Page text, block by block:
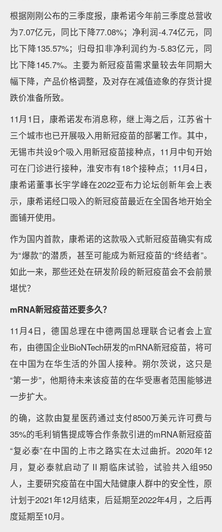
根据刚刚公布的三季度报，康希诺今年前三季度总营收
为7.07亿元，同比下降77.08%；净利润-4.74亿元，同
比下降135.57%；归母扣非净利润约为-5.83亿元，同
比下降145.7%。主要为新冠疫苗需求量较去年同期大
幅下降，产品价格调整，及对存在减值迹象的存货计提
跌价准备所致。
11月1日，康希诺发布消息称，继上海之后，江苏省十
三个城市也已开展吸入用新冠疫苗的部署工作。其中，
无锡市共设9个吸入用新冠疫苗接种点，11月中旬开始
可在门诊进行接种，淮安市有18个接种点；11月4日，
康希诺董事长宇学峰在2022亚布力论坛创新年会上表
示，康希诺经口吸入的新冠疫苗最近在全国各地开始全
面铺开使用。
作为国内首款，康希诺的这款吸入式新冠疫苗确实有成
为“爆款”的潜质，甚至可能成为新冠疫苗的“终结者”。
如此一来，那些还处在研发阶段的新冠疫苗会不会前景
堪忧？
mRNA新冠疫苗还要多久？
11月4日，德国总理在中德两国总理联合记者会上宣
布，由德国企业BioNTech研发的mRNA新冠疫苗，将可
在中国为在华生活的外国人接种。朔尔茨说，这只是
“第一步”，他期待未来该疫苗的在华受惠者范围能够进
一步扩大。
的确，这款由复星医药通过支付8500万美元许可费与
35%的毛利销售提成等合作条款引进的mRNA新冠疫苗
“复必泰”在中国的上市之路实在太过曲折。2020年12
月，复必泰就启动了Ⅱ期临床试验，试验共入组950
人，主要研究疫苗在中国大陆健康人群中的安全性，原
计划于2021年12月结束，后延期至2022年4月，之后再
度延期至10月。